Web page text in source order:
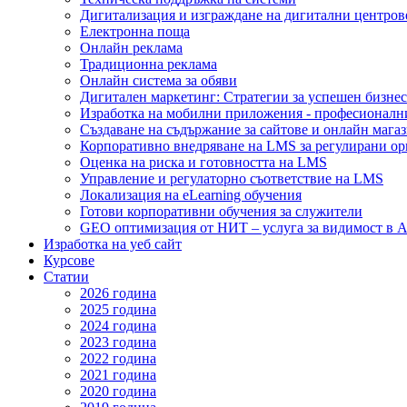
Дигитализация и изграждане на дигитални
Електронна поща
Онлайн реклама
Традиционна реклама
Онлайн система за обяви
Дигитален маркетинг: Стратегии за успешен бизнес
Изработка на мобилни приложения -
Създаване на съдържание за сайтове и онлайн
Корпоративно внедряване на LMS за регулирани
Оценка на риска и готовността на LMS
Управление и регулаторно съответствие на LMS
Локализация на eLearning обучения
Готови корпоративни обучения за служители
GEO оптимизация от НИТ – услуга за видимост в
Изработка на уеб сайт
Курсове
Статии
2026 година
2025 година
2024 година
2023 година
2022 година
2021 година
2020 година